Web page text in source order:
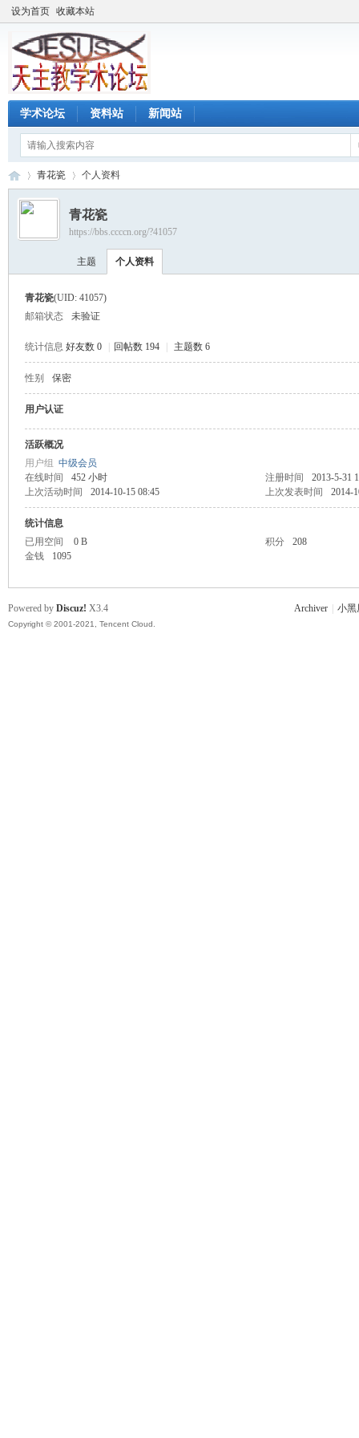
设为首页 收藏本站
学术论坛 资料站 新闻站
›
青花瓷 个人资料
青花瓷
https://bbs.ccccn.org/?41057
主题 个人资料
青花瓷(UID: 41057)
邮箱状态
未验证
统计信息 好友数 0 回帖数 194 主题数 6
性别 保密
用户认证
活跃概况
用户组 中级会员
在线时间
452 小时 注册时间
2013-5-31
上次活动时间
2014-10-15 08:45 上次发表时间 2014-
统计信息
已用空间
0 B 积分
208
金钱
1095
Archiver 小黑
Powered by Discuz! X3.4
Copyright © 2001-2021, Tencent Cloud.